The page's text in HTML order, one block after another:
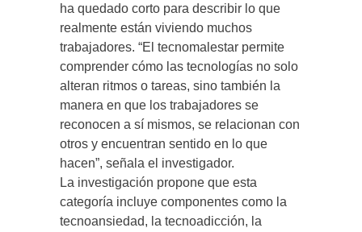
ha quedado corto para describir lo que
realmente están viviendo muchos
trabajadores. “El tecnomalestar permite
comprender cómo las tecnologías no solo
alteran ritmos o tareas, sino también la
manera en que los trabajadores se
reconocen a sí mismos, se relacionan con
otros y encuentran sentido en lo que
hacen”, señala el investigador.
La investigación propone que esta
categoría incluye componentes como la
tecnoansiedad, la tecnoadicción, la